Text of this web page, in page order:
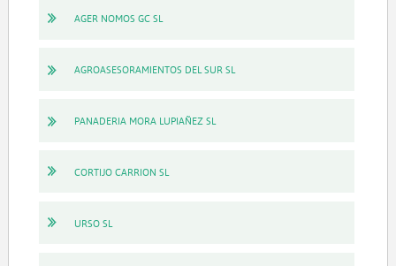
AGER NOMOS GC SL
AGROASESORAMIENTOS DEL SUR SL
PANADERIA MORA LUPIAÑEZ SL
CORTIJO CARRION SL
URSO SL